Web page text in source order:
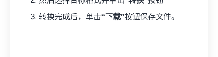
转换完成后，单击“下载”按钮保存文件。